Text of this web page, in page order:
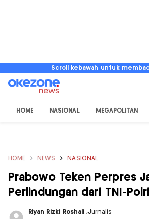
Scroll kebawah untuk
HOME NASIONAL MEGAPOLITAN
HOME NEWS NASIONAL
Prabowo Teken Perpres
Perlindungan dari TNI-Polri
Riyan Rizki Roshali ,Jurnalis